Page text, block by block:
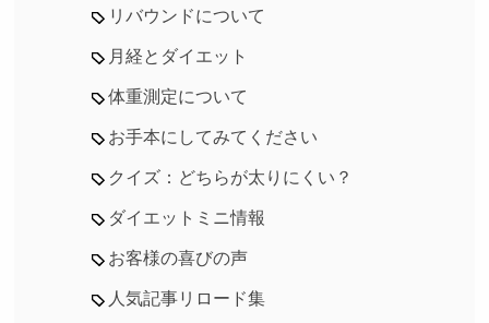
リバウンドについて
月経とダイエット
体重測定について
お手本にしてみてください
クイズ：どちらが太りにくい？
ダイエットミニ情報
お客様の喜びの声
人気記事リロード集